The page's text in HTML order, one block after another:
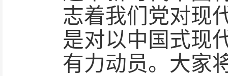
志着我们党对现
是对以中国式现
有力动员。大家